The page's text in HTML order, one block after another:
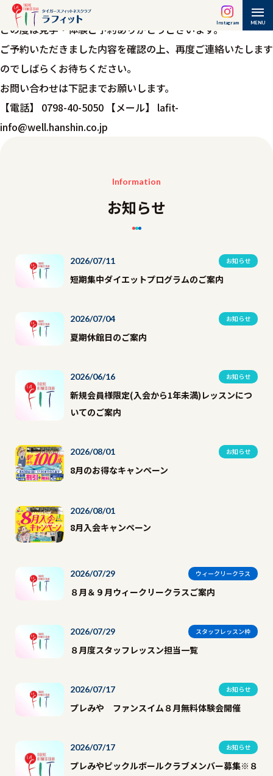
Instagram MENU
見学・体験ご予約完了
この度は見学・体験ご予約ありがとうございます。
ご予約いただきました内容を確認の上、再度ご連絡いたします
のでしばらくお待ちください。
お問い合わせは下記までお願いします。
【電話】 0798-40-5050 【メール】 lafit-
info@well.hanshin.co.jp
Information
お知らせ
2026/07/11 お知らせ
短期集中ダイエットプログラムのご案内
2026/07/04 お知らせ
夏期休館日のご案内
2026/06/16 お知らせ
新規会員様限定(入会から1年未満)レッスンにつ
いてのご案内
2026/08/01 お知らせ
8月のお得なキャンペーン
2026/08/01
8月入会キャンペーン
2026/07/29 ウィークリークラス
８月＆９月ウィークリークラスご案内
2026/07/29 スタッフレッスン枠
８月度スタッフレッスン担当一覧
2026/07/17 お知らせ
プレみや ファンスイム８月無料体験会開催
2026/07/17 お知らせ
プレみやピックルボールクラブメンバー募集※８